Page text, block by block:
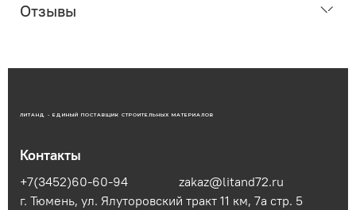
Отзывы
ЛИТАНД - ЕДИНЫЙ ПОСТАВЩИК СТРОИТЕЛЬНЫХ МАТЕРИАЛОВ
Контакты
+7(3452)60-60-94
zakaz@litand72.ru
г. Тюмень, ул. Ялуторовский тракт 11 км, 7а стр. 5